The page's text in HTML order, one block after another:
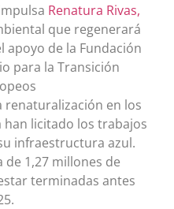
Renatura Rivas,
que regenerará
apoyo de la Fundación
para la Transición
renaturalización en los
licitado los trabajos
infraestructura azul.
1,27 millones de
terminadas antes